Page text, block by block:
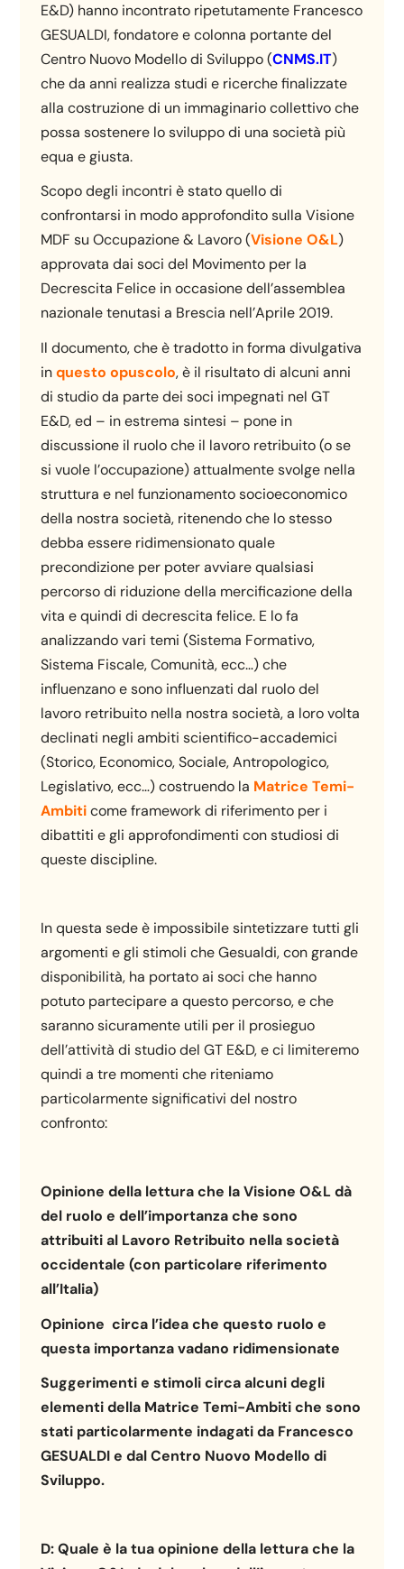
E&D) hanno incontrato ripetutamente Francesco
GESUALDI, fondatore e colonna portante del
Centro Nuovo Modello di Sviluppo (CNMS.IT)
che da anni realizza studi e ricerche finalizzate
alla costruzione di un immaginario collettivo che
possa sostenere lo sviluppo di una società più
equa e giusta.
Scopo degli incontri è stato quello di
confrontarsi in modo approfondito sulla Visione
MDF su Occupazione & Lavoro (Visione O&L)
approvata dai soci del Movimento per la
Decrescita Felice in occasione dell’assemblea
nazionale tenutasi a Brescia nell’Aprile 2019.
Il documento, che è tradotto in forma divulgativa
inquesto opuscolo, è il risultato di alcuni anni
di studio da parte dei soci impegnati nel GT
E&D, ed – in estrema sintesi – pone in
discussione il ruolo che il lavoro retribuito (o se
si vuole l’occupazione) attualmente svolge nella
struttura e nel funzionamento socioeconomico
della nostra società, ritenendo che lo stesso
debba essere ridimensionato quale
precondizione per poter avviare qualsiasi
percorso di riduzione della mercificazione della
vita e quindi di decrescita felice. E lo fa
analizzando vari temi (Sistema Formativo,
Sistema Fiscale, Comunità, ecc…) che
influenzano e sono influenzati dal ruolo del
lavoro retribuito nella nostra società, a loro volta
declinati negli ambiti scientifico-accademici
(Storico, Economico, Sociale, Antropologico,
Legislativo, ecc…) costruendo la Matrice Temi-
Ambiticome framework di riferimento per i
dibattiti e gli approfondimenti con studiosi di
queste discipline.
In questa sede è impossibile sintetizzare tutti gli
argomenti e gli stimoli che Gesualdi, con grande
disponibilità, ha portato ai soci che hanno
potuto partecipare a questo percorso, e che
saranno sicuramente utili per il prosieguo
dell’attività di studio del GT E&D, e ci limiteremo
quindi a tre momenti che riteniamo
particolarmente significativi del nostro
confronto:
Opinione della lettura che la Visione O&L dà
del ruolo edell’importanza che sono
attribuiti al Lavoro Retribuito nella società
occidentale (con particolare riferimento
all’Italia)
Opinione circa l’idea che questo ruolo e
questa importanza vadano ridimensionate
Suggerimenti e stimoli circa alcuni degli
elementi della Matrice Temi-Ambiti chesono
stati particolarmente indagati da Francesco
GESUALDI e dal Centro Nuovo Modello di
Sviluppo.
D:Quale è la tua opinione della lettura che la